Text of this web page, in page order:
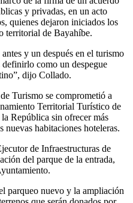
y privadas, en un acto
quienes dejaron iniciados los
territorial de Bayahíbe.
y un después en el turismo
como un despegue
dijo Collado.
Turismo se comprometió a
Territorial Turístico de
República sin ofrecer más
nuevas habitaciones hoteleras.
de Infraestructuras de
del parque de la entrada,
parqueo nuevo y la ampliación